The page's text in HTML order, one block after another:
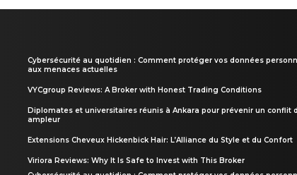
Cybersécurité au quotidien : Comment protéger vos données
aux menaces actuelles
VYCgroup Reviews: A Broker with Honest Trading Conditions
Diplomates et universitaires réunis à Ankara pour prévenir un conflit
ampleur
Extensions Cheveux Hickenbick Hair: L’Alliance du Style et du Confort
Viriora Reviews: Why It Is Safe to Invest with This Broker